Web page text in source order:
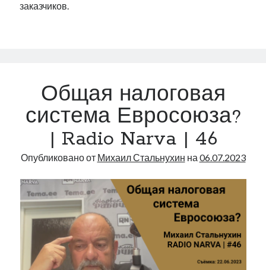
заказчиков.
Общая налоговая
система Евросоюза?
| Radio Narva | 46
Опубликовано от Михаил Стальнухин на 06.07.2023